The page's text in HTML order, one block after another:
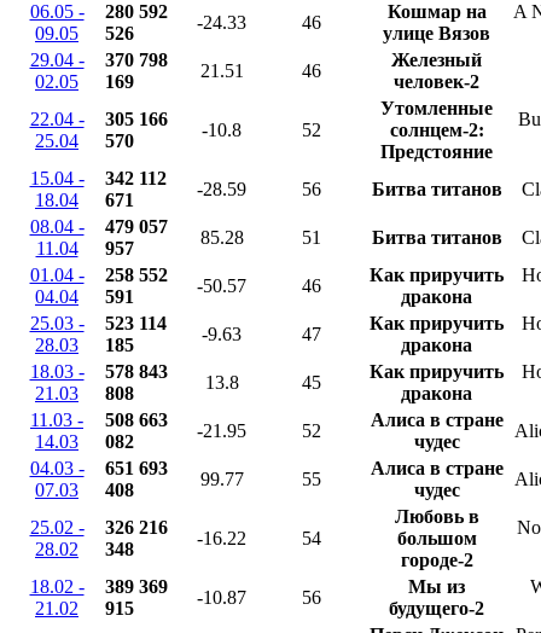
06.05 -
09.05
280 592
526
-24.33 46
Кошмар на
улице Вязов
A
29.04 -
02.05
370 798
169
21.51 46
Железный
человек-2
22.04 -
25.04
305 166
570
-10.8 52
Утомленные
солнцем-2:
Предстояние
15.04 -
18.04
342 112
671
-28.59 56 Битва титанов
08.04 -
11.04
479 057
957
85.28 51 Битва титанов
01.04 -
04.04
258 552
591
-50.57 46
Как приручить
дракона
25.03 -
28.03
523 114
185
-9.63 47
Как приручить
дракона
18.03 -
21.03
578 843
808
13.8 45
Как приручить
дракона
11.03 -
14.03
508 663
082
-21.95 52
Алиса в стране
чудес
04.03 -
07.03
651 693
408
99.77 55
Алиса в стране
чудес
25.02 -
28.02
326 216
348
-16.22 54
Любовь в
большом
городе-2
18.02 -
21.02
389 369
915
-10.87 56
Мы из
будущего-2